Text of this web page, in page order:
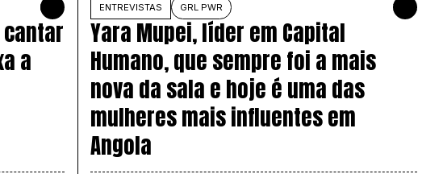
31 DE JULHO DE 2026
cantar
a
ENTREVISTAS GRL PWR 29 DE
Yara Mupei, líder em Capital
Humano, que sempre foi a mais
nova da sala e hoje é uma das
mulheres mais influentes em
Angola